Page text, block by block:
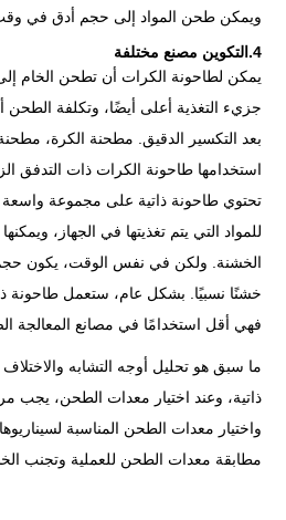
ويمكن طحن المواد إلى حجم أدق في
4.التكوين مصنع مختلفة
يمكن لطاحونة الكرات أن تطحن الخام
جزيء التغذية أعلى أيضًا، وتكلفة الطحن
بعد التكسير الدقيق. مطحنة الكرة،
استخدامها طاحونة الكرات ذات التدفق
تحتوي طاحونة ذاتية على مجموعة
للمواد التي يتم تغذيتها في الجهاز،
الخشنة. ولكن في نفس الوقت، يكون
خشنًا نسبيًا. بشكل عام، ستعمل طاحونة
فهي أقل استخدامًا في مصانع المعالجة
ما سبق هو تحليل أوجه التشابه
ذاتية، وعند اختيار معدات الطحن، يجب
واختيار معدات الطحن المناسبة
مطابقة معدات الطحن للعملية وتجنب